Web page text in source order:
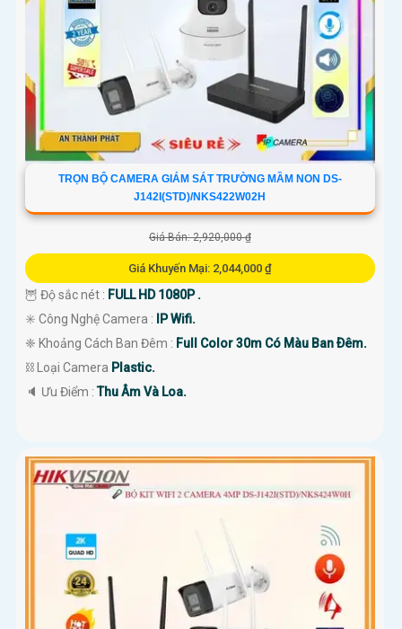
TRỌN BỘ CAMERA GIÁM SÁT TRƯỜNG MẦM NON DS-
J142I(STD)/NKS422W02H
Giá Bán: 2,920,000 ₫
Giá Khuyến Mại: 2,044,000 ₫
🦉 Độ sắc nét : FULL HD 1080P .
✳️ Công Nghệ Camera :
IP Wifi.
❈ Khoảng Cách Ban Đêm : Full Color 30m Có Màu Ban Ðêm.
⛓ Loại Camera Plastic.
️🔈 Ưu Điểm :Thu Âm Và Loa.